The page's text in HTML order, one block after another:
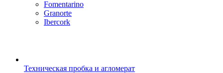
Fomentarino
Granorte
Ibercork
Техническая пробка и агломерат